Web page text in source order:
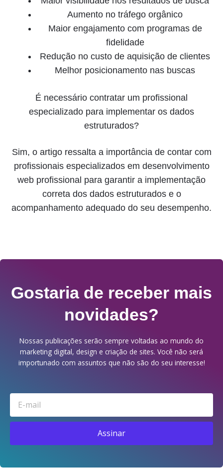
Aumento no tráfego orgânico
Maior engajamento com programas de
fidelidade
Redução no custo de aquisição de clientes
Melhor posicionamento nas buscas
É necessário contratar um profissional
especializado para implementar os dados
estruturados?
Sim, o artigo ressalta a importância de contar com
profissionais especializados em desenvolvimento
web profissional para garantir a implementação
correta dos dados estruturados e o
acompanhamento adequado do seu desempenho.
Gostaria de receber mais
novidades?
Nossas publicações serão sempre voltadas ao mundo do
marketing digital, design e criação de sites. Você não será
importunado com assuntos que não são do seu interesse!
Email
Assinar